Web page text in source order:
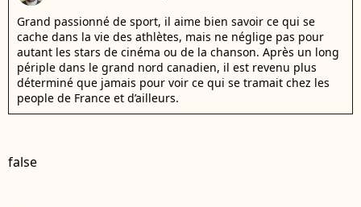
Grand passionné de sport, il aime bien savoir ce qui se
cache dans la vie des athlètes, mais ne néglige pas pour
autant les stars de cinéma ou de la chanson. Après un long
périple dans le grand nord canadien, il est revenu plus
déterminé que jamais pour voir ce qui se tramait chez les
people de France et d’ailleurs.
false